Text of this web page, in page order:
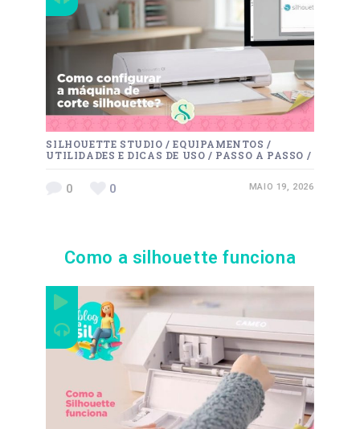
SILHOUETTE STUDIO /EQUIPAMENTOS /
UTILIDADES E DICAS DE USO / PASSO A PASSO /
0 0 MAIO 19, 2026
Como a silhouette funciona